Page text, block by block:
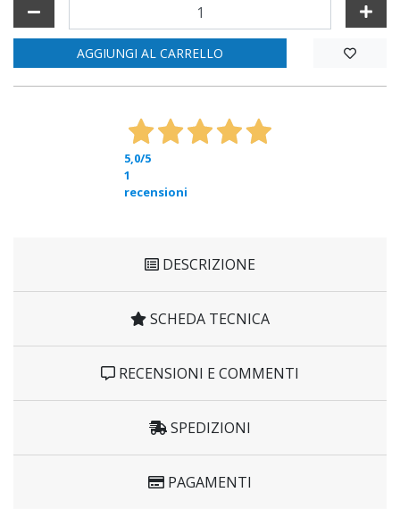
AGGIUNGI AL CARRELLO
5,0/5
1
recensioni
DESCRIZIONE
SCHEDA TECNICA
RECENSIONI E COMMENTI
SPEDIZIONI
PAGAMENTI